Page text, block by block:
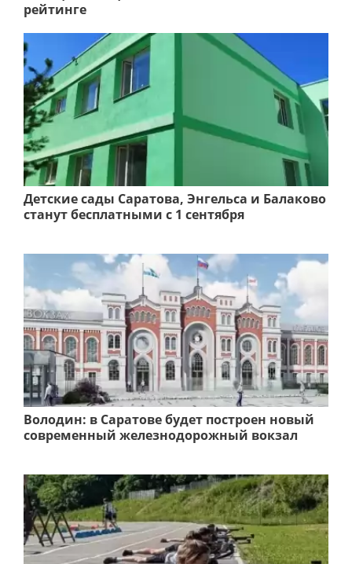
рейтинге
Детские сады Саратова, Энгельса и Балаково
станут бесплатными с 1 сентября
Володин: в Саратове будет построен новый
современный железнодорожный вокзал